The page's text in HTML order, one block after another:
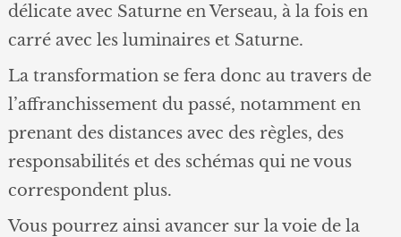
délicate avec Saturne en Verseau, à la fois en
carré avec les luminaires et Saturne.
La transformation se fera donc au travers de
l’affranchissement du passé, notamment en
prenant des distances avec des règles, des
responsabilités et des schémas qui ne vous
correspondent plus.
Vous pourrez ainsi avancer sur la voie de la